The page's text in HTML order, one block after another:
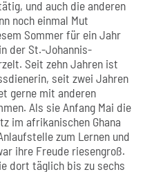
und auch die anderen
noch einmal Mut
Sommer für ein Jahr
der St.-Johannis-
Seit zehn Jahren ist
seit zwei Jahren
gerne mit anderen
Als sie Anfang Mai die
im afrikanischen Ghana
zum Lernen und
ihre Freude riesengroß.
dort täglich bis zu sechs